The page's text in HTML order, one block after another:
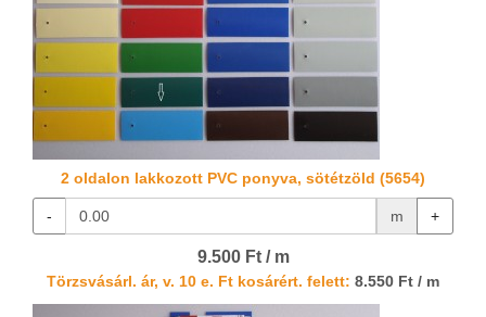
2 oldalon lakkozott PVC ponyva, sötétzöld (5654)
- m +
9.500 Ft / m
Törzsvásárl. ár, v. 10 e. Ft kosárért. felett: 8.550 Ft / m